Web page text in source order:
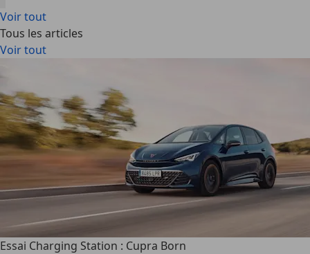
Voir tout
Tous les articles
Voir tout
Essai Charging Station : Cupra Born